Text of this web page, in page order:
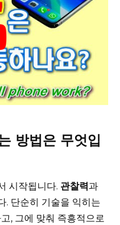
방법은 무엇입
시작됩니다. 관찰력과
. 단순히 기술을 익히는
, 그에 맞춰 즉흥적으로